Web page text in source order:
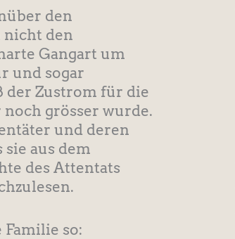
den
nicht den
Gangart um
und sogar
der Zustrom für die
grösser wurde.
und deren
aus dem
des Attentats
so: